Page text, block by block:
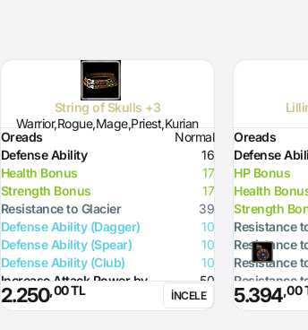
String of Skulls +3
Warrior,Rogue,Mage,Priest,Kurian
Oreads
Normal
Defense Ability
16
Health Bonus
17
Strength Bonus
17
Resistance to Glacier
39
Defense Ability (Dagger)
10
Defense Ability (Spear)
10
Defense Ability (Club)
10
Increase Attack Power by
50
2.250,00 TL İNCELE
Oreads
Defense
HP Bonus
Health
Strength
Resistance
Resistance
Resistance
Resistance
5.394,00